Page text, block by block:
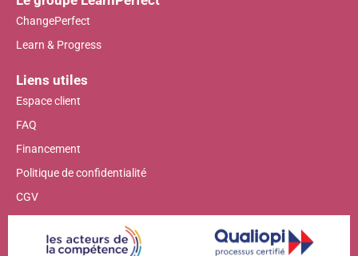
ChangePerfect
Learn & Progress
Liens utiles
Espace client
FAQ
Financement
Politique de confidentialité
CGV